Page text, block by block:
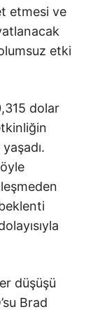
etmesi ve
etki
dolar
düşüşü
Brad